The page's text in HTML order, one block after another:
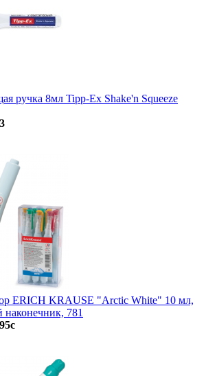
ручка 8мл Tipp-Ex Shake'n Squeeze
ERICH KRAUSE "Arctic White" 10 мл,
наконечник, 781